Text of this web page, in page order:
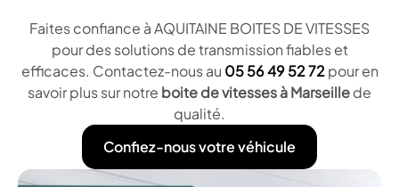
Faites confiance à AQUITAINE BOITES DE VITESSES
pour des solutions de transmission fiables et
efficaces. Contactez-nous au 05 56 49 52 72pour en
savoir plus sur notre boite de vitesses à Marseillede
qualité.
Confiez-nous votre véhicule